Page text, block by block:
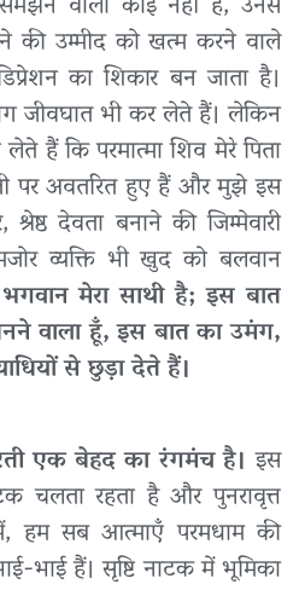
की उम्मीद को खत्म करने वाले
का शिकार बन जाता है।
जीवघात भी कर लेते हैं। लेकिन
हैं कि परमात्मा शिव मेरे पिता
पर अवतरित हुए हैं और मुझे इस
देवता बनाने की जिम्मेवारी
व्यक्ति भी खुद को बलवान
भगवान मेरा साथी है; इस बात
वाला हूँ, इस बात का उमंग,
से छुड़ा देते हैं।
एक बेहद का रंगमंच है। इस
चलता रहता है और पुनरावृत्त
हम सब आत्माएँ परमधाम की
भाई हैं। सृष्टि नाटक में भूमिका